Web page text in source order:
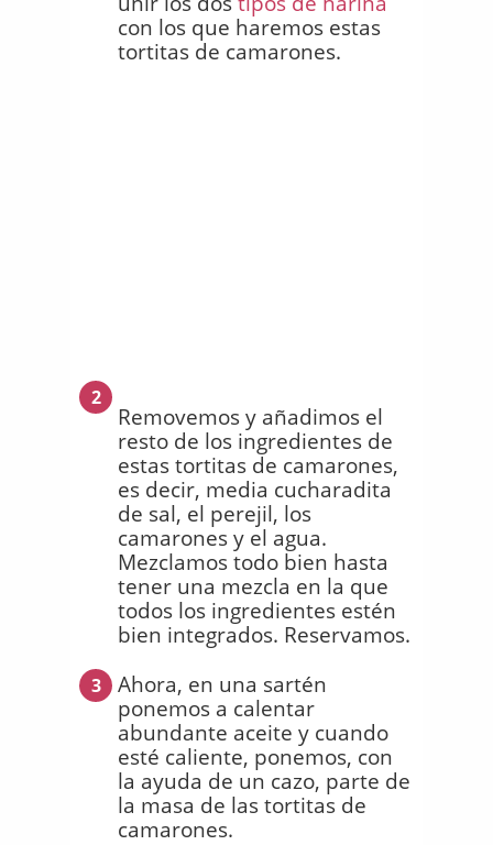
con los que haremos estas
tortitas de camarones.
2
Removemos y añadimos el
resto de los ingredientes de
estas tortitas de camarones,
es decir, media cucharadita
de sal, el perejil, los
camarones y el agua.
Mezclamos todo bien hasta
tener una mezcla en la que
todos los ingredientes estén
bien integrados. Reservamos.
3
Ahora, en una sartén
ponemos a calentar
abundante aceite y cuando
esté caliente, ponemos, con
la ayuda de un cazo, parte de
la masa de las tortitas de
camarones.